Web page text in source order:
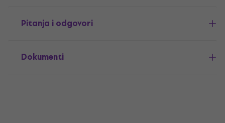
Pitanja i odgovori
Dokumenti